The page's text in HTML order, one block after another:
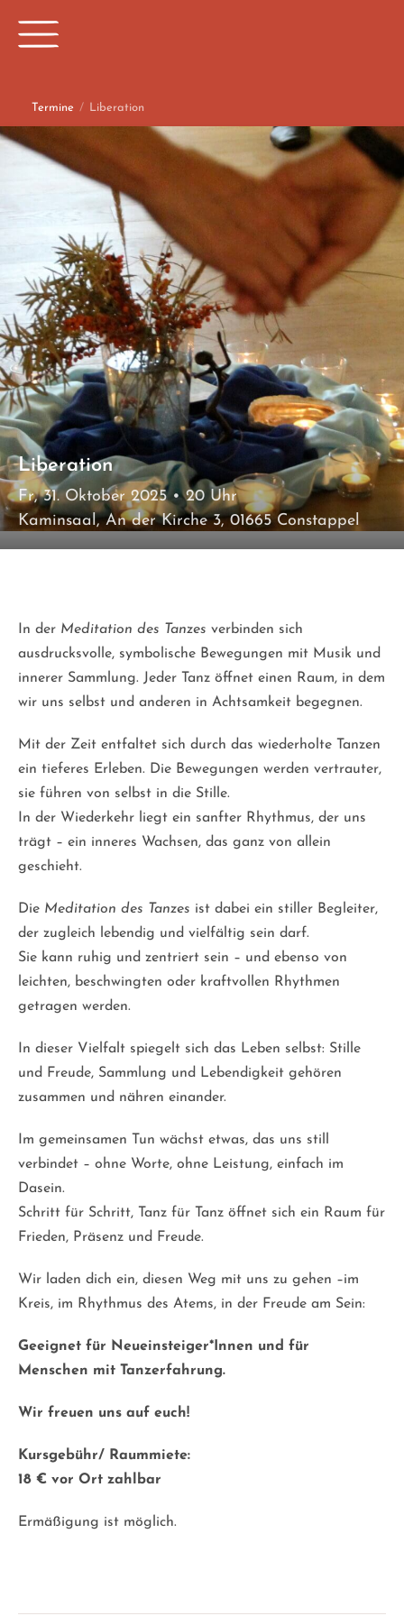
Termine / Liberation
Liberation
Fr, 31. Oktober 2025• 20 Uhr
Kaminsaal, An der Kirche 3, 01665 Constappel
In der Meditation des Tanzes verbinden sich
ausdrucksvolle, symbolische Bewegungen mit Musik und
innerer Sammlung. Jeder Tanz öffnet einen Raum, in dem
wir uns selbst und anderen in Achtsamkeit begegnen.
Mit der Zeit entfaltet sich durch das wiederholte Tanzen
ein tieferes Erleben. Die Bewegungen werden vertrauter,
sie führen von selbst in die Stille.
In der Wiederkehr liegt ein sanfter Rhythmus, der uns
trägt – ein inneres Wachsen, das ganz von allein
geschieht.
Die Meditation des Tanzes ist dabei ein stiller Begleiter,
der zugleich lebendig und vielfältig sein darf.
Sie kann ruhig und zentriert sein – und ebenso von
leichten, beschwingten oder kraftvollen Rhythmen
getragen werden.
In dieser Vielfalt spiegelt sich das Leben selbst: Stille
und Freude, Sammlung und Lebendigkeit gehören
zusammen und nähren einander.
Im gemeinsamen Tun wächst etwas, das uns still
verbindet – ohne Worte, ohne Leistung, einfach im
Dasein.
Schritt für Schritt, Tanz für Tanz öffnet sich ein Raum für
Frieden, Präsenz und Freude.
Wir laden dich ein, diesen Weg mit uns zu gehen –im
Kreis, im Rhythmus des Atems, in der Freude am Sein:
Geeignet für Neueinsteiger*Innen und für
Menschen mit Tanzerfahrung.
Wir freuen uns auf euch!
Kursgebühr/ Raummiete:
18 € vor Ort zahlbar
Ermäßigung ist möglich.